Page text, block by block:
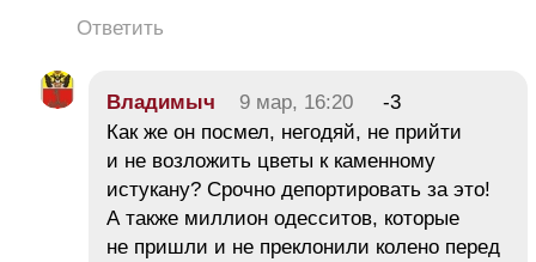
Ответить
Владимыч 9 мар, 16:20
-3
Как же он посмел, негодяй, не прийти
и не возложить цветы к каменному
истукану? Срочно депортировать за это!
А также миллион одесситов, которые
не пришли и не преклонили колено перед